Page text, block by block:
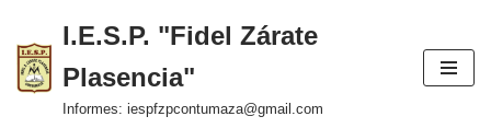
Saltar
al
contenido
I.E.S.P. "Fidel Zárate
Plasencia"
Informes: iespfzpcontumaza@gmail.com